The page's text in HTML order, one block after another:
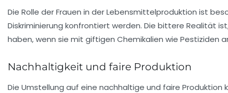
Die Rolle der Frauen in der Lebensmittelproduktion ist
Diskriminierung konfrontiert werden. Die bittere Realität
haben, wenn sie mit giftigen Chemikalien wie Pestiziden
Nachhaltigkeit und faire Produktion
Die Umstellung auf eine nachhaltige und faire Produktion